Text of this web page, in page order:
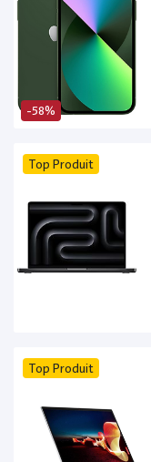
-58%
Top Produit
Top Produit